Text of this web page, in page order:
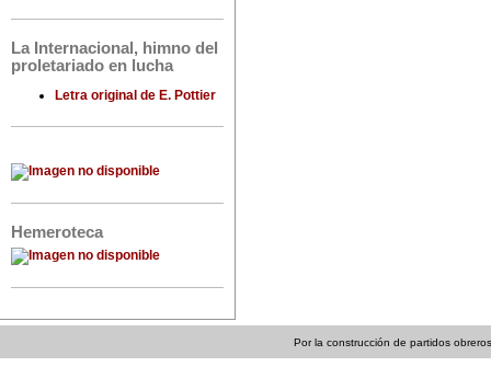
La Internacional, himno del
proletariado en lucha
Letra original de E. Pottier
Hemeroteca
Por la construcción de partidos